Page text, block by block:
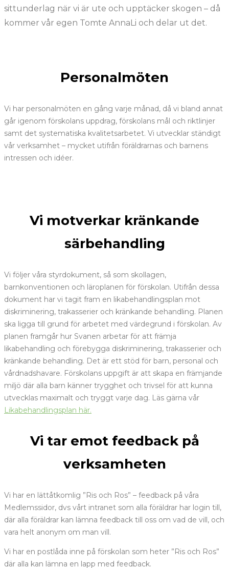
sittunderlag när vi är ute och upptäcker skogen – då
kommer vår egen Tomte AnnaLi och delar ut det.
Personalmöten
Vi har personalmöten en gång varje månad, då vi bland annat
går igenom förskolans uppdrag, förskolans mål och riktlinjer
samt det systematiska kvalitetsarbetet. Vi utvecklar ständigt
vår verksamhet – mycket utifrån föräldrarnas och barnens
intressen och idéer.
Vi motverkar kränkande
särbehandling
Vi följer våra styrdokument, så som skollagen,
barnkonventionen och läroplanen för förskolan. Utifrån dessa
dokument har vi tagit fram en likabehandlingsplan mot
diskriminering, trakasserier och kränkande behandling. Planen
ska ligga till grund för arbetet med värdegrund i förskolan. Av
planen framgår hur Svanen arbetar för att främja
likabehandling och förebygga diskriminering, trakasserier och
kränkande behandling. Det är ett stöd för barn, personal och
vårdnadshavare. Förskolans uppgift är att skapa en främjande
miljö där alla barn känner trygghet och trivsel för att kunna
utvecklas maximalt och tryggt varje dag. Läs gärna vår
Likabehandlingsplan här.
Vi tar emot feedback på
verksamheten
Vi har en lättåtkomlig ”Ris och Ros” – feedback på våra
Medlemssidor, dvs vårt intranet som alla föräldrar har login till,
där alla föräldrar kan lämna feedback till oss om vad de vill, och
vara helt anonym om man vill.
Vi har en postlåda inne på förskolan som heter ”Ris och Ros”
där alla kan lämna en lapp med feedback.